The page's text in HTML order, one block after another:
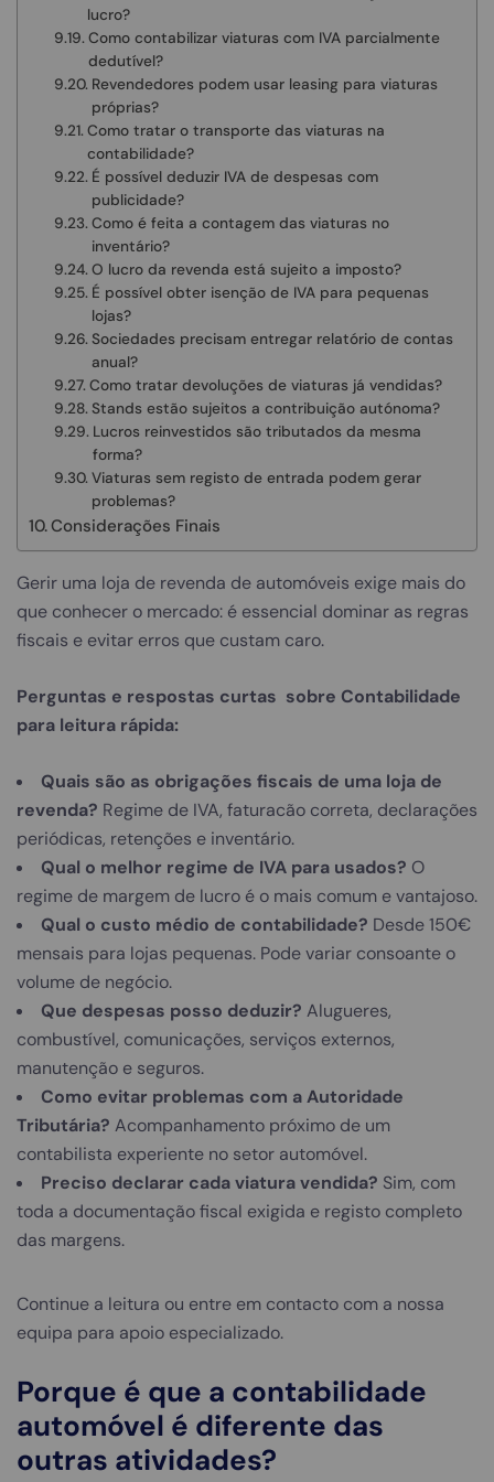
lucro?
Como contabilizar viaturas com IVA parcialmente
dedutível?
Revendedores podem usar leasing para viaturas
próprias?
Como tratar o transporte das viaturas na
contabilidade?
É possível deduzir IVA de despesas com
publicidade?
Como é feita a contagem das viaturas no
inventário?
O lucro da revenda está sujeito a imposto?
É possível obter isenção de IVA para pequenas
lojas?
Sociedades precisam entregar relatório de contas
anual?
Como tratar devoluções de viaturas já vendidas?
Stands estão sujeitos a contribuição autónoma?
Lucros reinvestidos são tributados da mesma
forma?
Viaturas sem registo de entrada podem gerar
problemas?
Considerações Finais
Gerir uma loja de revenda de automóveis exige mais do
que conhecer o mercado: é essencial dominar as regras
fiscais e evitar erros que custam caro.
Perguntas e respostas curtas sobre Contabilidade
para leitura rápida:
Quais são as obrigações fiscais de uma loja de
revenda? Regime de IVA, faturacão correta, declarações
periódicas, retenções e inventário.
Qual o melhor regime de IVA para usados? O
regime de margem de lucro é o mais comum e vantajoso.
Qual o custo médio de contabilidade? Desde 150€
mensais para lojas pequenas. Pode variar consoante o
volume de negócio.
Que despesas posso deduzir? Alugueres,
combustível, comunicações, serviços externos,
manutenção e seguros.
Como evitar problemas com a Autoridade
Tributária? Acompanhamento próximo de um
contabilista experiente no setor automóvel.
Preciso declarar cada viatura vendida? Sim, com
toda a documentação fiscal exigida e registo completo
das margens.
Continue a leitura ou entre em contacto com a nossa
equipa para apoio especializado.
Porque é que a contabilidade
automóvel é diferente das
outras atividades?